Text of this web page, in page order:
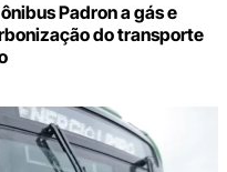
Padron a gás e
do transporte